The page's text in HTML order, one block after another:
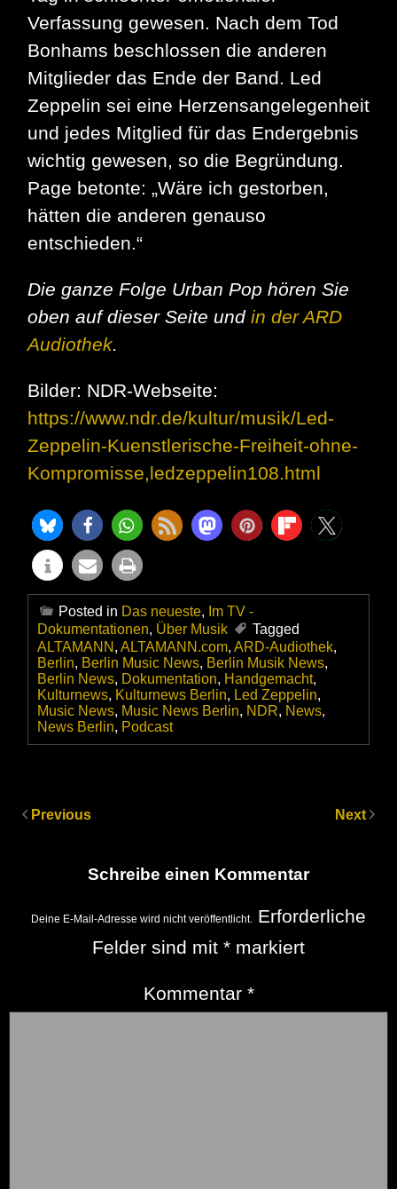
Verfassung gewesen. Nach dem Tod
Bonhams beschlossen die anderen
Mitglieder das Ende der Band. Led
Zeppelin sei eine Herzensangelegenheit
und jedes Mitglied für das Endergebnis
wichtig gewesen, so die Begründung.
Page betonte: „Wäre ich gestorben,
hätten die anderen genauso
entschieden.“
Die ganze Folge Urban Pop hören Sie
oben auf dieser Seite und in der ARD
Audiothek.
Bilder: NDR-Webseite:
https://www.ndr.de/kultur/musik/Led-
Zeppelin-Kuenstlerische-Freiheit-ohne-
Kompromisse,ledzeppelin108.html
Posted in Das neueste, Im TV -
Dokumentationen, Über Musik
Tagged
ALTAMANN , ALTAMANN.com, ARD-Audiothek,
Berlin, Berlin Music News, Berlin Musik News,
Berlin News, Dokumentation, Handgemacht,
Kulturnews, Kulturnews Berlin, Led Zeppelin,
Music News, Music News Berlin, NDR, News,
News Berlin, Podcast
Previous Next
Schreibe einen Kommentar
Deine E-Mail-Adresse wird nicht veröffentlicht. Erforderliche
Felder sind mit * markiert
Kommentar *